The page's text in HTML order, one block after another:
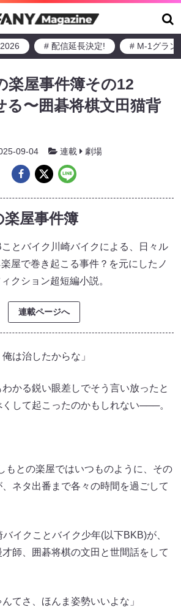
# 配信延長決定! # M-1グラン
楽屋事件簿その12
る〜囲碁将棋文田猫背
09-04 連載 劇場
屋事件簿
ことバイク川崎バイクによる、日々ル
楽屋で巻き起こる事件？を元にしたノ
クション超短編小説。
連載ページへ
は治したからな」
かる鋭い眼差しでそう言い放ったと
して起こったのかもしれない───。
もとの楽屋ではいつものように、その
ネタ出番まで各々の時間を過ごして
イクことバイク少年(以下BKB)が、
師、囲碁将棋の文田と世間話をして
んてさ、ほんま姿勢いいよな」